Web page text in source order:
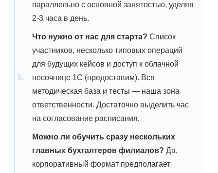
параллельно с основной занятостью, уделяя
2-3 часа в день.
Что нужно от нас для старта? Список
участников, несколько типовых операций
для будущих кейсов и доступ к облачной
песочнице 1С (предоставим). Вся
методическая база и тесты — наша зона
ответственности. Достаточно выделить час
на согласование расписания.
Можно ли обучить сразу нескольких
главных бухгалтеров филиалов? Да,
корпоративный формат предполагает